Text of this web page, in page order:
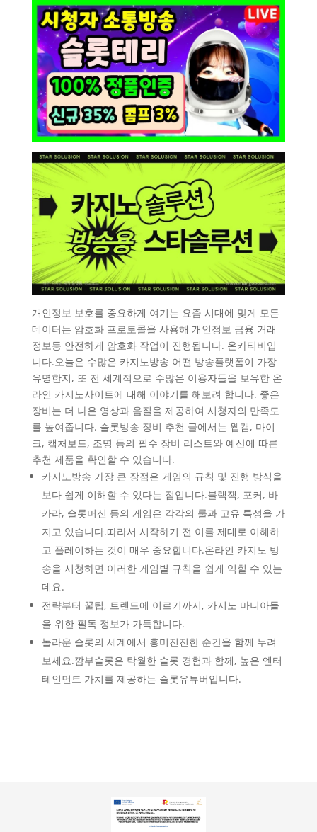
개인정보 보호를 중요하게 여기는 요즘 시대에 맞게 모든
데이터는 암호화 프로토콜을 사용해 개인정보 금융 거래
정보등 안전하게 암호화 작업이 진행됩니다. 온카티비입
니다.오늘은 수많은 카지노방송 어떤 방송플랫폼이 가장
유명한지, 또 전 세계적으로 수많은 이용자들을 보유한 온
라인 카지노사이트에 대해 이야기를 해보려 합니다. 좋은
장비는 더 나은 영상과 음질을 제공하여 시청자의 만족도
를 높여줍니다. 슬롯방송 장비 추천 글에서는 웹캠, 마이
크, 캡처보드, 조명 등의 필수 장비 리스트와 예산에 따른
추천 제품을 확인할 수 있습니다.
카지노방송 가장 큰 장점은 게임의 규칙 및 진행 방식을
보다 쉽게 이해할 수 있다는 점입니다.블랙잭, 포커, 바
카라, 슬롯머신 등의 게임은 각각의 룰과 고유 특성을 가
지고 있습니다.따라서 시작하기 전 이를 제대로 이해하
고 플레이하는 것이 매우 중요합니다.온라인 카지노 방
송을 시청하면 이러한 게임별 규칙을 쉽게 익힐 수 있는
데요.
전략부터 꿀팁, 트렌드에 이르기까지, 카지노 마니아들
을 위한 필독 정보가 가득합니다.
놀라운 슬롯의 세계에서 흥미진진한 순간을 함께 누려
보세요.깜부슬롯은 탁월한 슬롯 경험과 함께, 높은 엔터
테인먼트 가치를 제공하는 슬롯유튜버입니다.